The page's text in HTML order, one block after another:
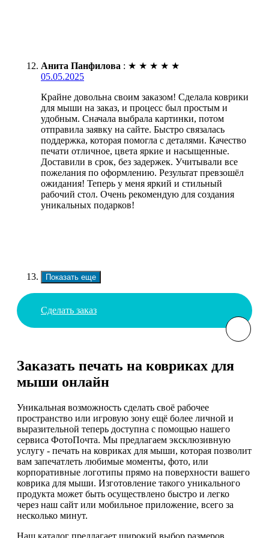
Анита Панфилова : ★ ★ ★ ★ ★
05.05.2025
Крайне довольна своим заказом! Сделала коврики
для мыши на заказ, и процесс был простым и
удобным. Сначала выбрала картинки, потом
отправила заявку на сайте. Быстро связалась
поддержка, которая помогла с деталями. Качество
печати отличное, цвета яркие и насыщенные.
Доставили в срок, без задержек. Учитывали все
пожелания по оформлению. Результат превзошёл
ожидания! Теперь у меня яркий и стильный
рабочий стол. Очень рекомендую для создания
уникальных подарков!
Показать еще
Сделать заказ
Заказать печать на ковриках для
мыши онлайн
Уникальная возможность сделать своё рабочее
пространство или игровую зону ещё более личной и
выразительной теперь доступна с помощью нашего
сервиса ФотоПочта. Мы предлагаем эксклюзивную
услугу - печать на ковриках для мыши, которая позволит
вам запечатлеть любимые моменты, фото, или
корпоративные логотипы прямо на поверхности вашего
коврика для мыши. Изготовление такого уникального
продукта может быть осуществлено быстро и легко
через наш сайт или мобильное приложение, всего за
несколько минут.
Наш каталог предлагает широкий выбор размеров